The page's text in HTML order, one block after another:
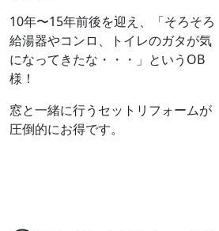
10年〜15年前後を迎え、「そろそろ
給湯器やコンロ、トイレのガタが気
になってきたな・・・」というOB
様！
窓と一緒に行うセットリフォームが
圧倒的にお得です。